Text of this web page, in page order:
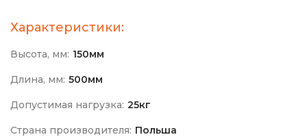
Характеристики:
Высота, мм: 150мм
Длина, мм: 500мм
Допустимая нагрузка: 25кг
Страна производителя: Польша